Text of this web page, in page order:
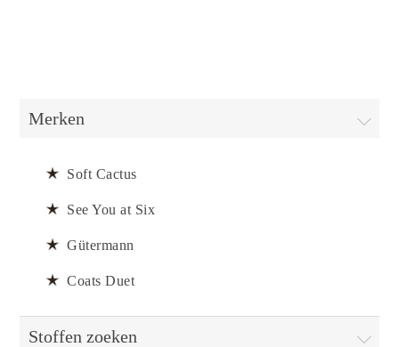
Merken
Soft Cactus
See You at Six
Gütermann
Coats Duet
Stoffen zoeken